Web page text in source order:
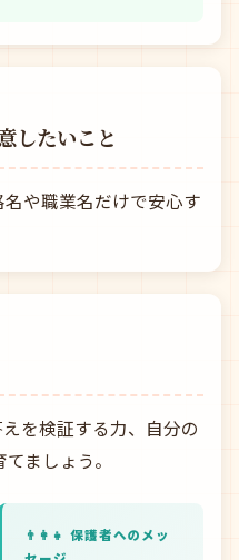
したいこと
や職業名だけで安心す
を検証する力、自分の
ましょう。
👨‍👩‍👧 保護者へのメッ